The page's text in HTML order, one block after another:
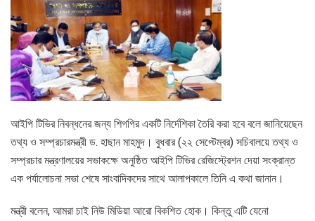
আইপি টিভির নিবন্ধনের জন্য শিগগির একটি নির্দেশিকা তৈরি করা হবে বলে জানিয়েছেন
তথ্য ও সম্প্রচারমন্ত্রী ড. হাছান মাহমুদ। বুধবার (২২ সেপ্টেম্বর) সচিবালয়ে তথ্য ও
সম্প্রচার মন্ত্রণালয়ের সভাকক্ষে অনুষ্ঠিত আইপি টিভির রেজিস্ট্রেশন দেয়া সংক্রান্ত
এক পর্যালোচনা সভা শেষে সাংবাদিকদের সাথে আলাপকালে তিনি এ কথা জানান।
মন্ত্রী বলেন, আমরা চাই নিউ মিডিয়া আরো বিকশিত হোক। কিন্তু এটি যেনো